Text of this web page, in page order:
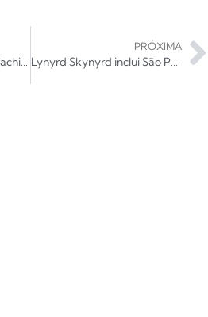
Atração do GP Week, Machine Gun Kelly exibe show nos cinemas
PRÓXIMA
Lynyrd Skynyrd inclui São Paulo em turnê de 50 anos; veja detalhes